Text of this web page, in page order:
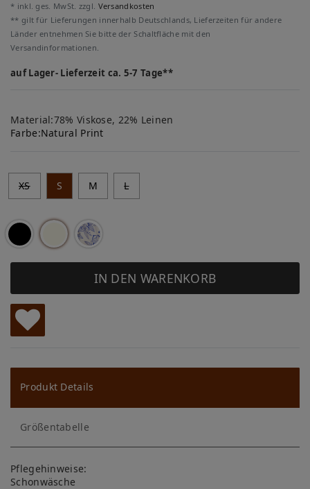
* inkl. ges. MwSt. zzgl. Versandkosten
** gilt für Lieferungen innerhalb Deutschlands, Lieferzeiten für andere
Länder entnehmen Sie bitte der Schaltfläche mit den
Versandinformationen.
auf Lager- Lieferzeit ca. 5-7 Tage**
Material:78% Viskose, 22% Leinen
Farbe:Natural Print
XS S M L
IN DEN WARENKORB
W
u
ns
ch
lis
te
Produkt Details
Größentabelle
Pflegehinweise:
Schonwäsche